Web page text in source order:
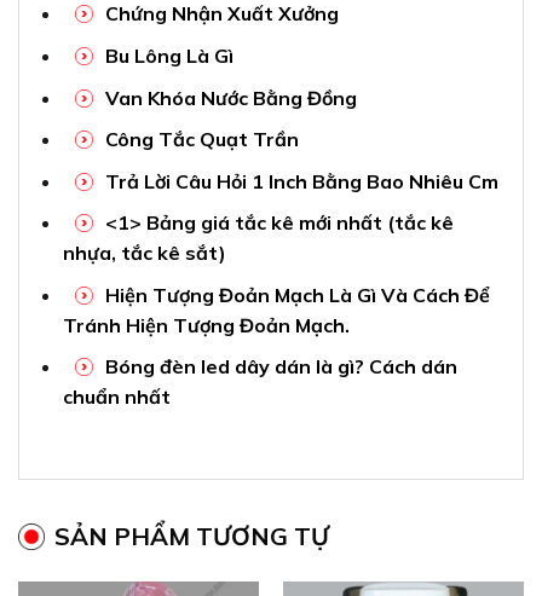
Chứng Nhận Xuất Xưởng
Bu Lông Là Gì
Van Khóa Nước Bằng Đồng
Công Tắc Quạt Trần
Trả Lời Câu Hỏi 1 Inch Bằng Bao Nhiêu Cm
<1> Bảng giá tắc kê mới nhất (tắc kê
nhựa, tắc kê sắt)
Hiện Tượng Đoản Mạch Là Gì Và Cách Để
Tránh Hiện Tượng Đoản Mạch.
Bóng đèn led dây dán là gì? Cách dán
chuẩn nhất
SẢN PHẨM TƯƠNG TỰ